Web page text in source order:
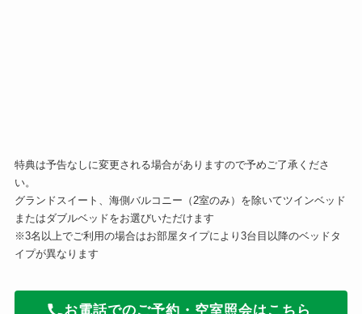
特典は予告なしに変更される場合がありますので予めご了承くださ
い。
グランドスイート、海側バルコニー（2室のみ）を除いてツインベッド
またはダブルベッドをお選びいただけます
※3名以上でご利用の場合はお部屋タイプにより3台目以降のベッドタ
イプが異なります
お電話でのご予約・空室照会はこちら